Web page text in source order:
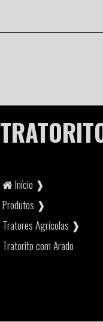
Início ❱
Produtos ❱
Tratores Agrícolas ❱
Tratorito com Arado